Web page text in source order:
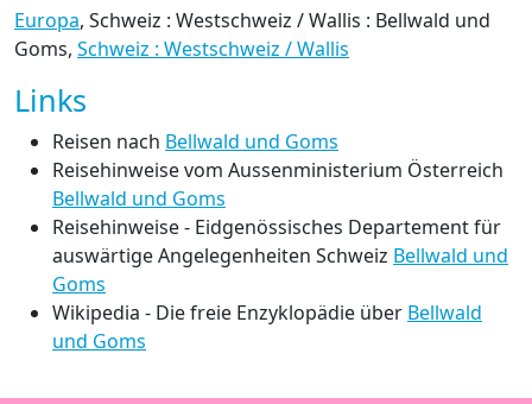
Europa, Schweiz : Westschweiz / Wallis : Bellwald und
Goms, Schweiz : Westschweiz / Wallis
Links
Reisen nach Bellwald und Goms
Reisehinweise vom Aussenministerium Österreich
Bellwald und Goms
Reisehinweise - Eidgenössisches Departement für
auswärtige Angelegenheiten Schweiz Bellwald und
Goms
Wikipedia - Die freie Enzyklopädie über Bellwald
und Goms